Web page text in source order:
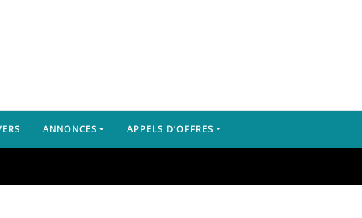
ANNONCES APPELS D’OFFRES